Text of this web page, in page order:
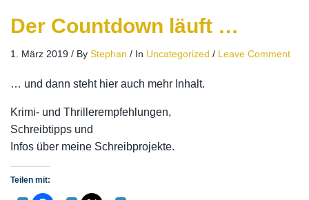
Der Countdown läuft …
1. März 2019 / By Stephan / In Uncategorized / Leave Comment
… und dann steht hier auch mehr Inhalt.
Krimi- und Thrillerempfehlungen,
Schreibtipps und
Infos über meine Schreibprojekte.
Teilen mit: